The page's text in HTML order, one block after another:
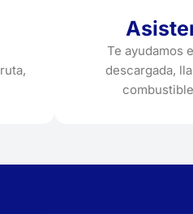
Te ayudamos
descargada,